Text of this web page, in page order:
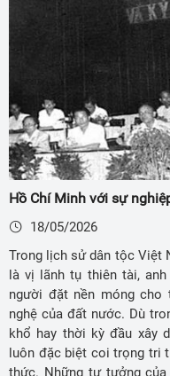
Hồ Chí Minh với sự
18/05/2026
Trong lịch sử dân tộc Việt
là vị lãnh tụ thiên tài,
người đặt nền móng
nghệ của đất nước. Dù
khổ hay thời kỳ đầu xây
luôn đặc biệt coi trọng tri
thức. Những tư tưởng